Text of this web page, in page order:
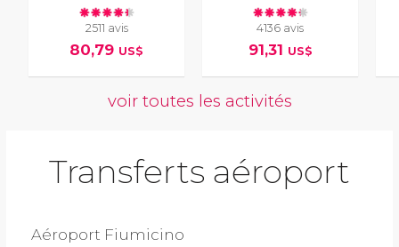
2511 avis
80,79 US$
4136 avis
91,31 US$
voir toutes les activités
Transferts aéroport
Aéroport Fiumicino